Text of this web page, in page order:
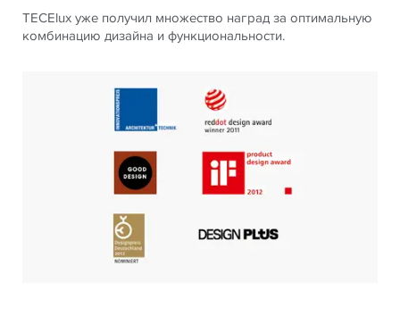
TECElux уже получил множество наград за оптимальную
комбинацию дизайна и функциональности.